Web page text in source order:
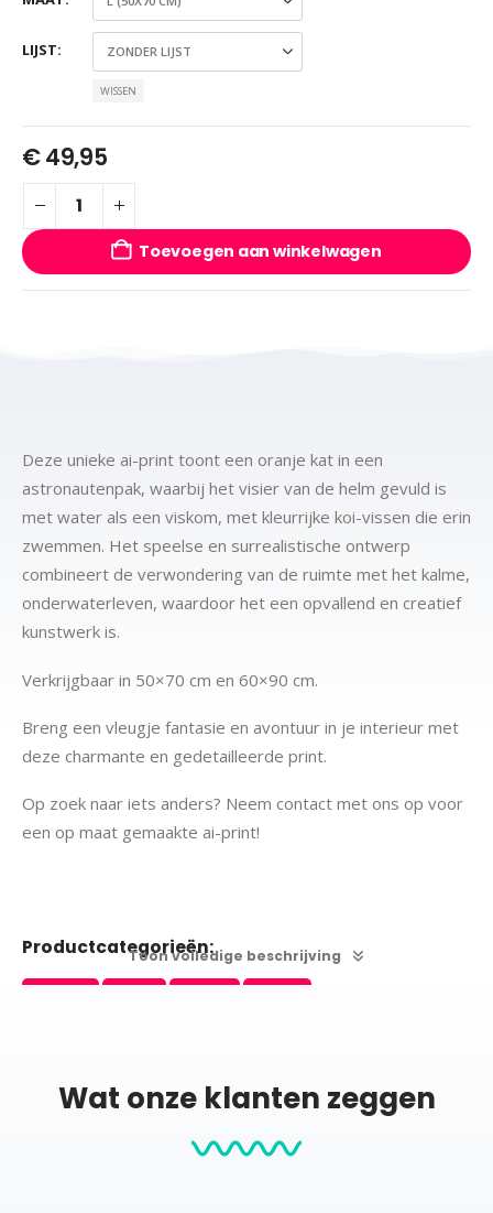
LIJST
WISSEN
€49,95
Toevoegen aan winkelwagen
Deze unieke ai-print toont een oranje kat in een
astronautenpak, waarbij het visier van de helm gevuld is
met water als een viskom, met kleurrijke koi-vissen die erin
zwemmen. Het speelse en surrealistische ontwerp
combineert de verwondering van de ruimte met het kalme,
onderwaterleven, waardoor het een opvallend en creatief
kunstwerk is.
Verkrijgbaar in 50×70 cm en 60×90 cm.
Breng een vleugje fantasie en avontuur in je interieur met
deze charmante en gedetailleerde print.
Op zoek naar iets anders? Neem contact met ons op voor
een op maat gemaakte ai-print!
Productcategorieën:Toon volledige beschrijving
Wat onze klanten zeggen